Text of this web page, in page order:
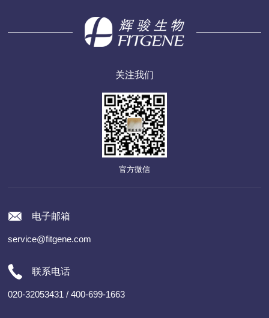
关注我们
官方微信
电子邮箱
service@fitgene.com
联系电话
020-32053431 / 400-699-1663